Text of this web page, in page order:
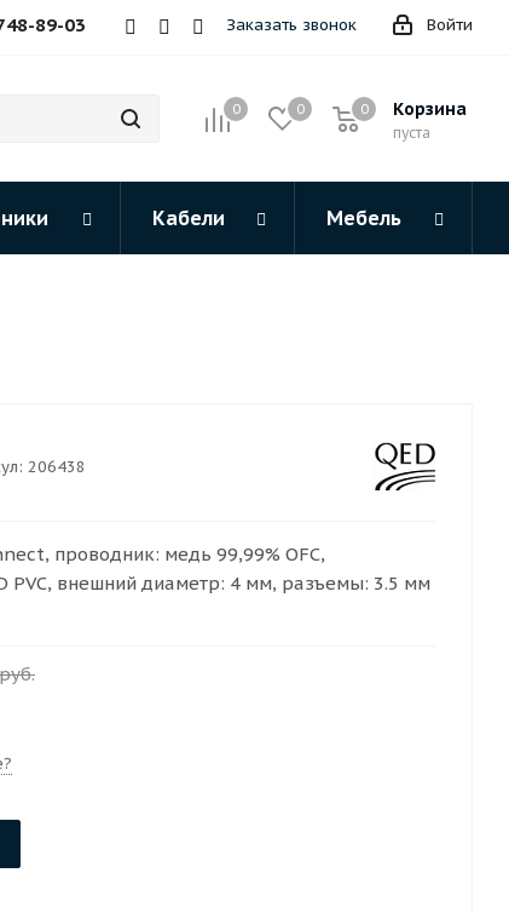
Войти
89-03 Заказать звонок
0 0 Корзина
пуста
0
Кабели Мебель
206438
проводник: медь 99,99% OFC,
PVC, внешний диаметр: 4 мм, разъемы: 3.5 мм